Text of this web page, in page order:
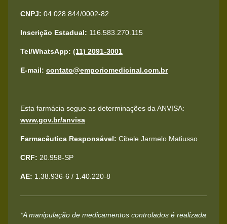
CNPJ: 04.028.844/0002-82
Inscrição Estadual: 116.583.270.115
Tel/WhatsApp: (11) 2091-3001
E-mail: contato@emporiomedicinal.com.br
Esta farmácia segue as determinações da ANVISA:
www.gov.br/anvisa
Farmacêutica Responsável: Cibele Jarmelo Matiusso
CRF: 20.958-SP
AE: 1.38.936-6 / 1.40.220-8
*A manipulação de medicamentos controlados é realizada